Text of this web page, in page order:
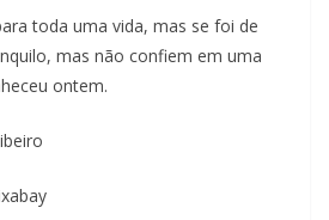
toda uma vida, mas se foi de
mas não confiem em uma
ontem.